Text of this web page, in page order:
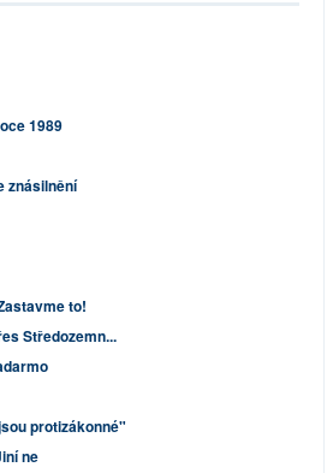
1989
znásilnění
to!
Středozemn...
protizákonné"
ne